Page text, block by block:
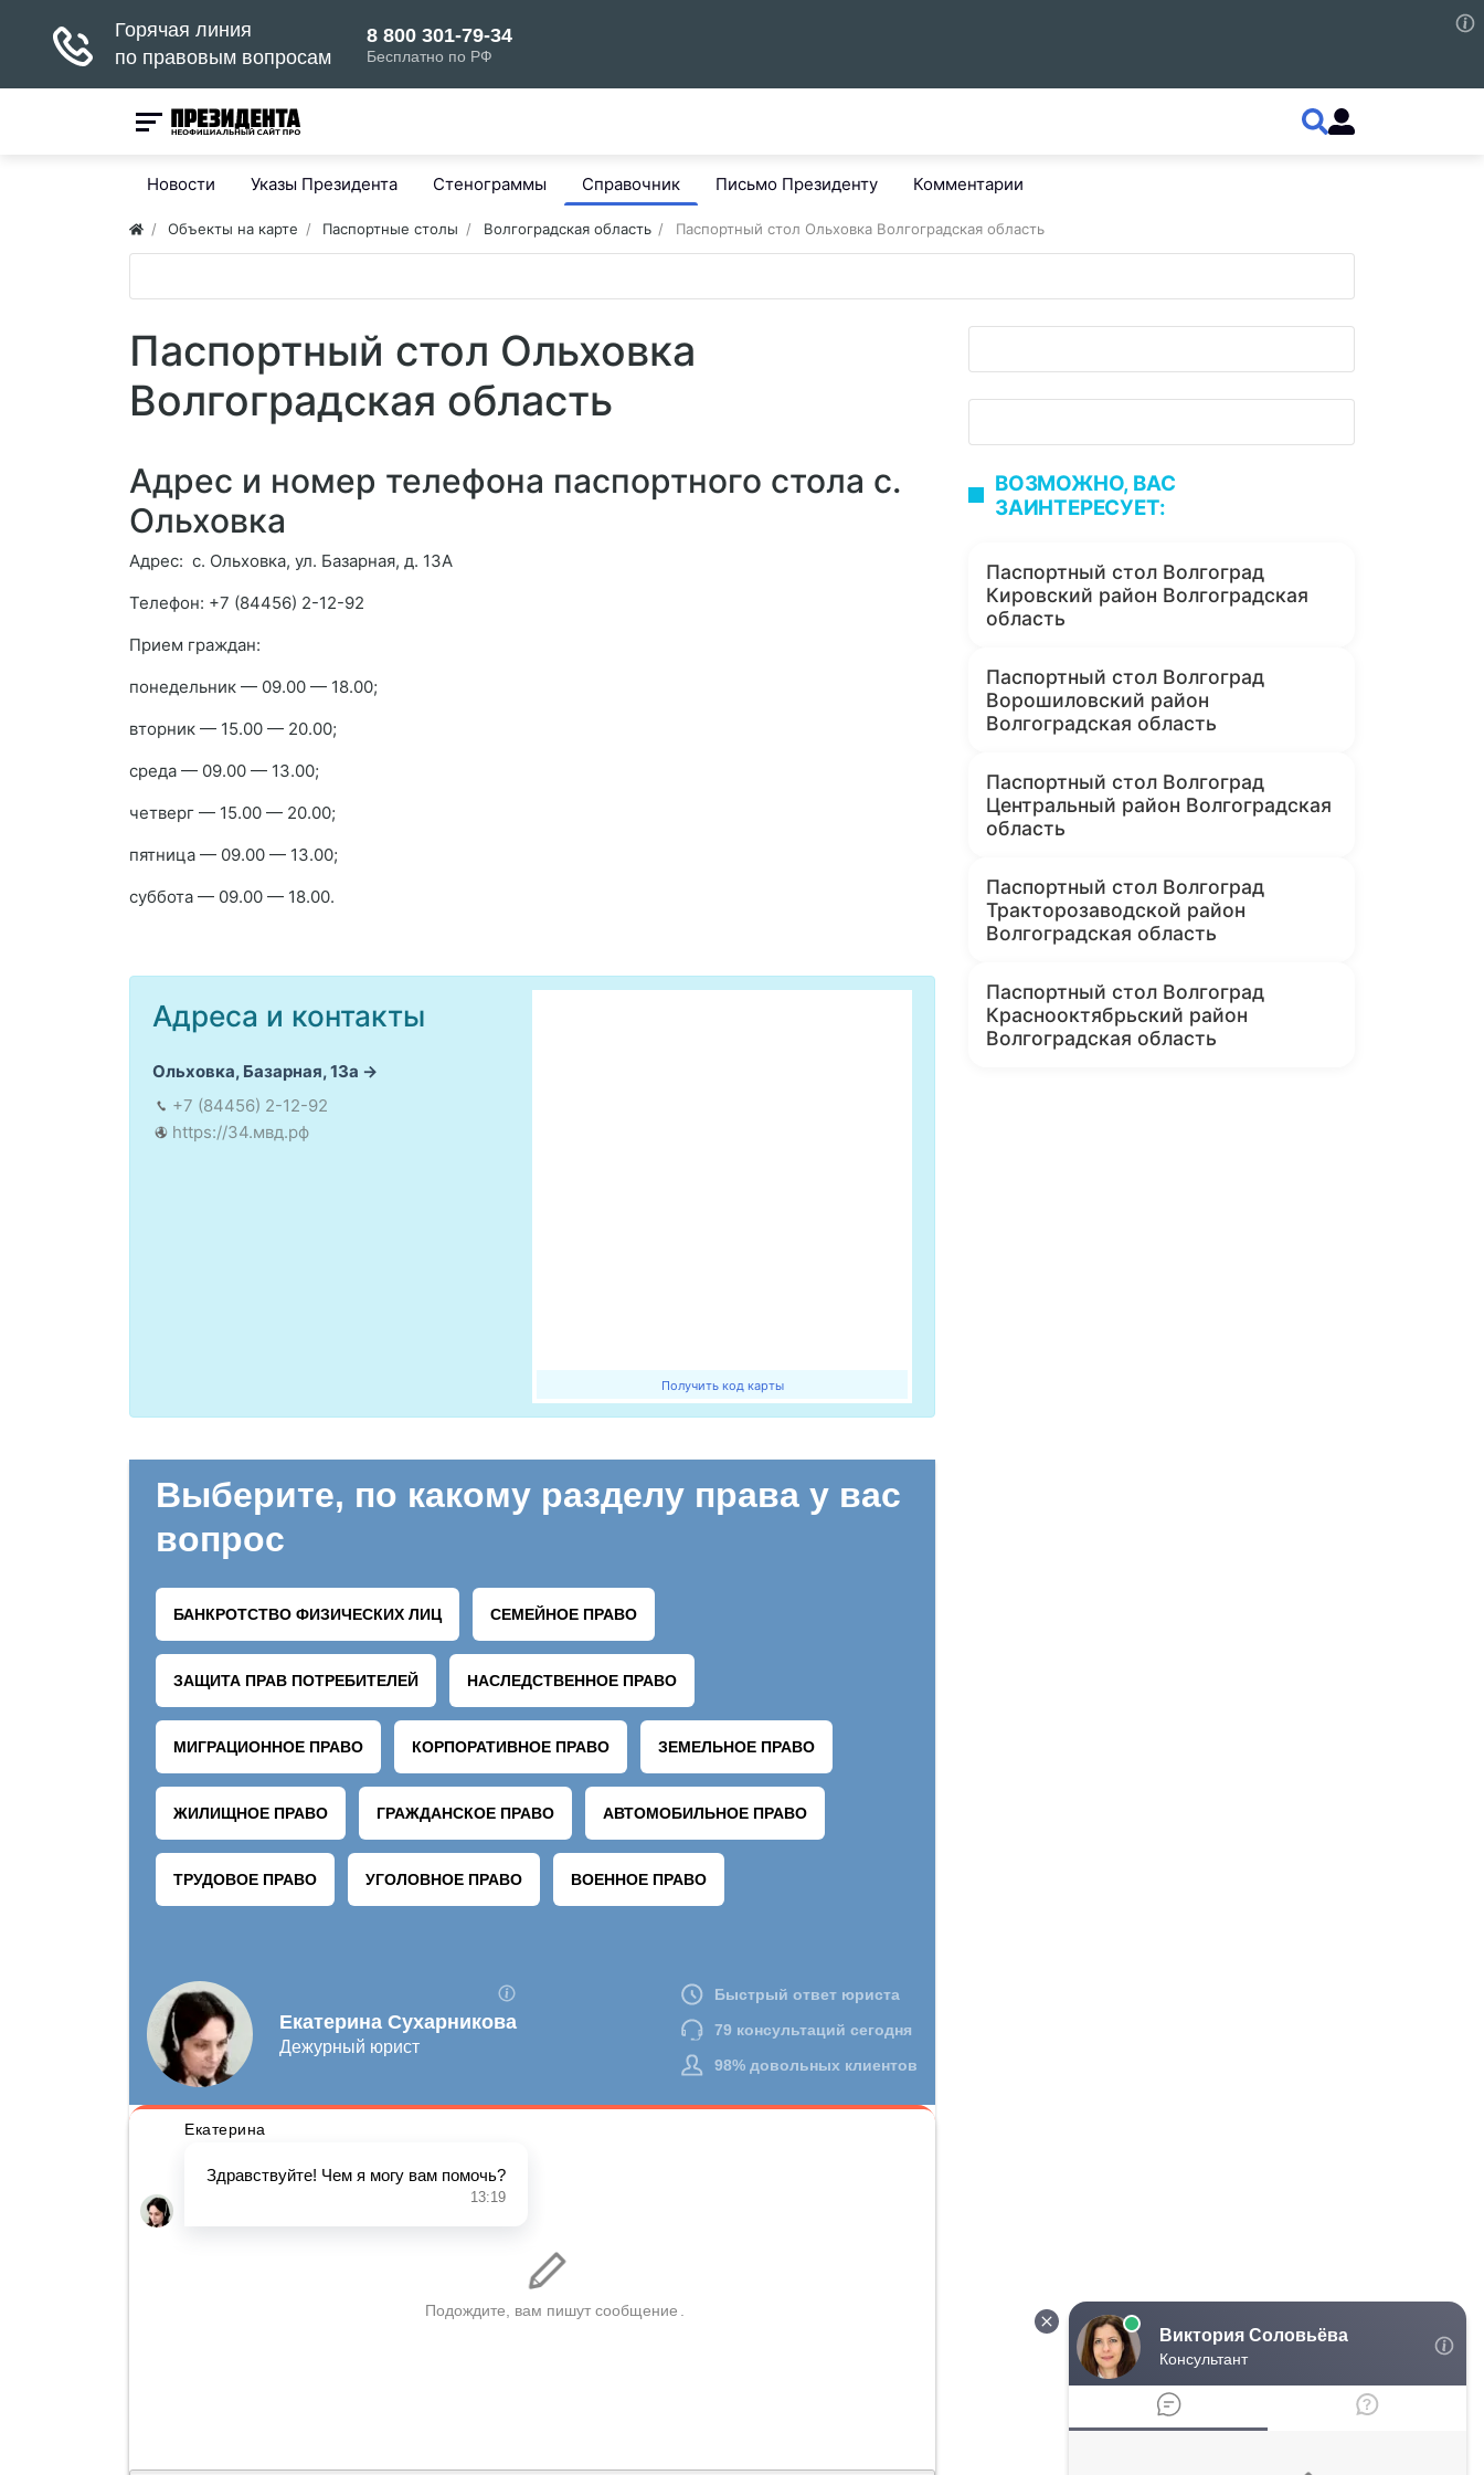
Новости Указы Президента Стенограммы Справочник Письмо Президенту Комментарии
Объекты на карте Паспортные столы Волгоградская область Паспортный стол Ольховка Волгоградская область
Паспортный стол Ольховка
Волгоградская область
Адрес и номер телефона паспортного стола с.
Ольховка
Адрес: с. Ольховка, ул. Базарная, д. 13А
Телефон: +7 (84456) 2-12-92
Прием граждан:
понедельник — 09.00 — 18.00;
вторник — 15.00 — 20.00;
среда — 09.00 — 13.00;
четверг — 15.00 — 20.00;
пятница — 09.00 — 13.00;
суббота — 09.00 — 18.00.
Получить код карты
Адреса и контакты
Ольховка, Базарная, 13а
+7 (84456) 2-12-92
https://34.мвд.рф
ВОЗМОЖНО, ВАС
ЗАИНТЕРЕСУЕТ:
Паспортный стол Волгоград
Кировский район Волгоградская
область
Паспортный стол Волгоград
Ворошиловский район
Волгоградская область
Паспортный стол Волгоград
Центральный район Волгоградская
область
Паспортный стол Волгоград
Тракторозаводской район
Волгоградская область
Паспортный стол Волгоград
Краснооктябрьский район
Волгоградская область